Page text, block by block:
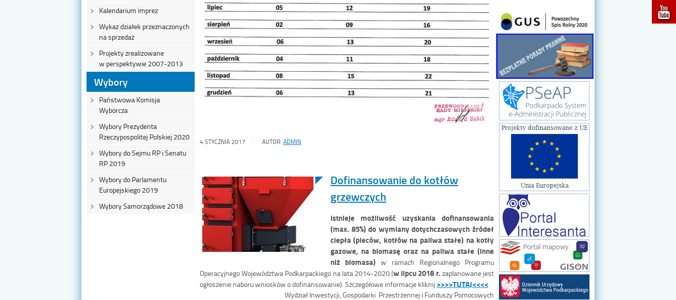
Kalendarium imprez
Wykaz działek przeznaczonych
na sprzedaż
Projekty zrealizowane
w perspektywie 2007-2013
Wybory
Państwowa Komisja
Wyborcza
Wybory Prezydenta
Rzeczypospolitej Polskiej 2020
Wybory do Sejmu RP i Senatu
RP 2019
Wybory do Parlamentu
Europejskiego 2019
Wybory Samorządowe 2018
4 STYCZNIA 2017 AUTOR: ADMIN
Dofinansowanie do kotłów
grzewczych
Istnieje możliwość uzyskania dofinansowania
(max. 85%) do wymiany dotychczasowych źródeł
ciepła (pieców, kotłów na paliwa stałe) na kotły
gazowe, na biomasę oraz na paliwa stałe (inne
niż biomasa) w ramach Regionalnego Programu
Operacyjnego Województwa Podkarpackiego na lata 2014-2020 (w lipcu 2018 r. zaplanowane jest
ogłoszenie naboru wniosków o dofinansowanie). Szczegółowe informacje kliknij >>>>TUTAJ<<<<
Wydział Inwestycji, Gospodarki Przestrzennej i Funduszy Pomocowych